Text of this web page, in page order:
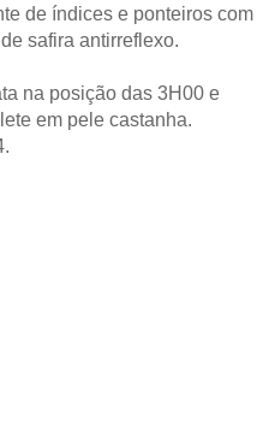
de índices e ponteiros com
safira antirreflexo.
na posição das 3H00 e
em pele castanha.